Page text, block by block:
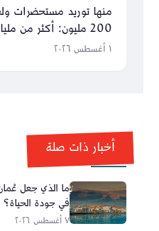
منها توريد مستحضرات
200 مليون: أكثر من
مطروحة ومُسندة١ أغسطس ٢٠٢٦
أخبار ذات صلة
ما الذي جعل عُمان
في جودة الحياة؟
٧ أغسطس ٢٠٢٦